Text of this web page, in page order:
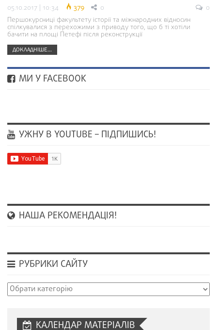
05.10.2017 | 10:34 379 0
0
Першокурсниці факультету історії та міжнародних відносин
спілкувалися з перехожими з приводу того, що б ті хотіли
бачити на площі Петефі після реконструкції
ДОКЛАДНІШЕ...
МИ У FACEBOOK
УЖНУ В YOUTUBE – ПІДПИШИСЬ!
НАША РЕКОМЕНДАЦІЯ!
РУБРИКИ САЙТУ
Рубрики
КАЛЕНДАР МАТЕРІАЛІВ